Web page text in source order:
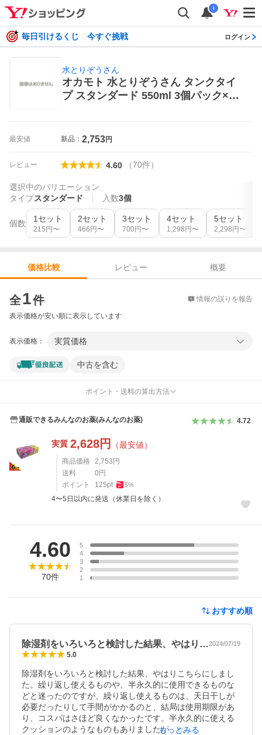
i
毎日引けるくじ 今すぐ挑戦 ログイン
水とりぞうさん
オカモト 水とりぞうさん タンクタイ
プ スタンダード 550ml 3個パック×6
最安値 新品： 2,753円
レビュー 4.60 （70件）
選択中のバリエーション
タイプスタンダード 入数3個
個数 1セット
215 円〜
2セット
466 円〜
3セット
700 円〜
4セット
1,298 円〜
5セット
2,298 円〜
価格比較 レビュー
概要
全1件 情報の誤りを報告
表示価格が安い順に表示しています
表示価格： 実質価格
中古を含む
ポイント・送料の算出方法
通販できるみんなのお薬(みんなのお薬) 4.72
実質 2,628円 （最安値）
商品価格 2,753 円
送料
0 円
ポイント
125pt 5%
4〜5日以内に発送（休業日を除く）
4.60
70件
5
4
3
2
1
おすすめ順
除湿剤をいろいろと検討した結果、やはり…2024/07/19
5.0
除湿剤をいろいろと検討した結果、やはりこちらにしまし
た。繰り返し使えるものや、半永久的に使用できるものな
どと迷ったのですが、繰り返し使えるものは、天日干しが
必要だったりして手間がかかるのと、結局は使用期限があ
り、コスパはさほど良くなかったです。半永久的に使える
クッションのようなものもありましたが、かなり大きく、2
もっとみる